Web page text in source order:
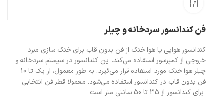
فن کندانسور سردخانه و چیلر
کندانسور هوایی یا هوا خنک از فن بدون قاب برای خنک سازی مبرد
خروجی از کمپرسور استفاده می‌کند. این کندانسور در سیستم سردخانه و
چیلر هوا خنک مورد استفاده قرار می‌گیرد. به طور معمول، از یک تا 10
فن بدون قاب در کندانسور استفاده می‌شود. معمولا قطر فن انتخابی
برای کندانسور از 35 تا 50 سانتی متر است